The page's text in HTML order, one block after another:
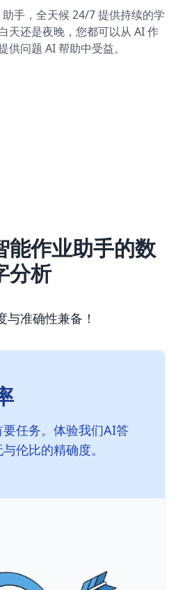
手，全天候 24/7 提供持续的学
天还是夜晚，您都可以从 AI 作
供问题 AI 帮助中受益。
能作业助手的数
分析
与准确性兼备！
任务。体验我们AI答
伦比的精确度。